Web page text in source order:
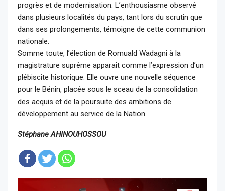
progrès et de modernisation. L’enthousiasme observé
dans plusieurs localités du pays, tant lors du scrutin que
dans ses prolongements, témoigne de cette communion
nationale.
Somme toute, l’élection de Romuald Wadagni à la
magistrature suprême apparaît comme l’expression d’un
plébiscite historique. Elle ouvre une nouvelle séquence
pour le Bénin, placée sous le sceau de la consolidation
des acquis et de la poursuite des ambitions de
développement au service de la Nation.
Stéphane AHINOUHOSSOU